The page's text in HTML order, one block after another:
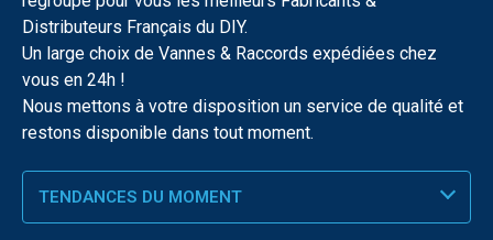
Distributeurs Français du DIY.
Un large choix de Vannes & Raccords expédiées chez
vous en 24h !
Nous mettons à votre disposition un service de qualité et
restons disponible dans tout moment.
TENDANCES DU MOMENT